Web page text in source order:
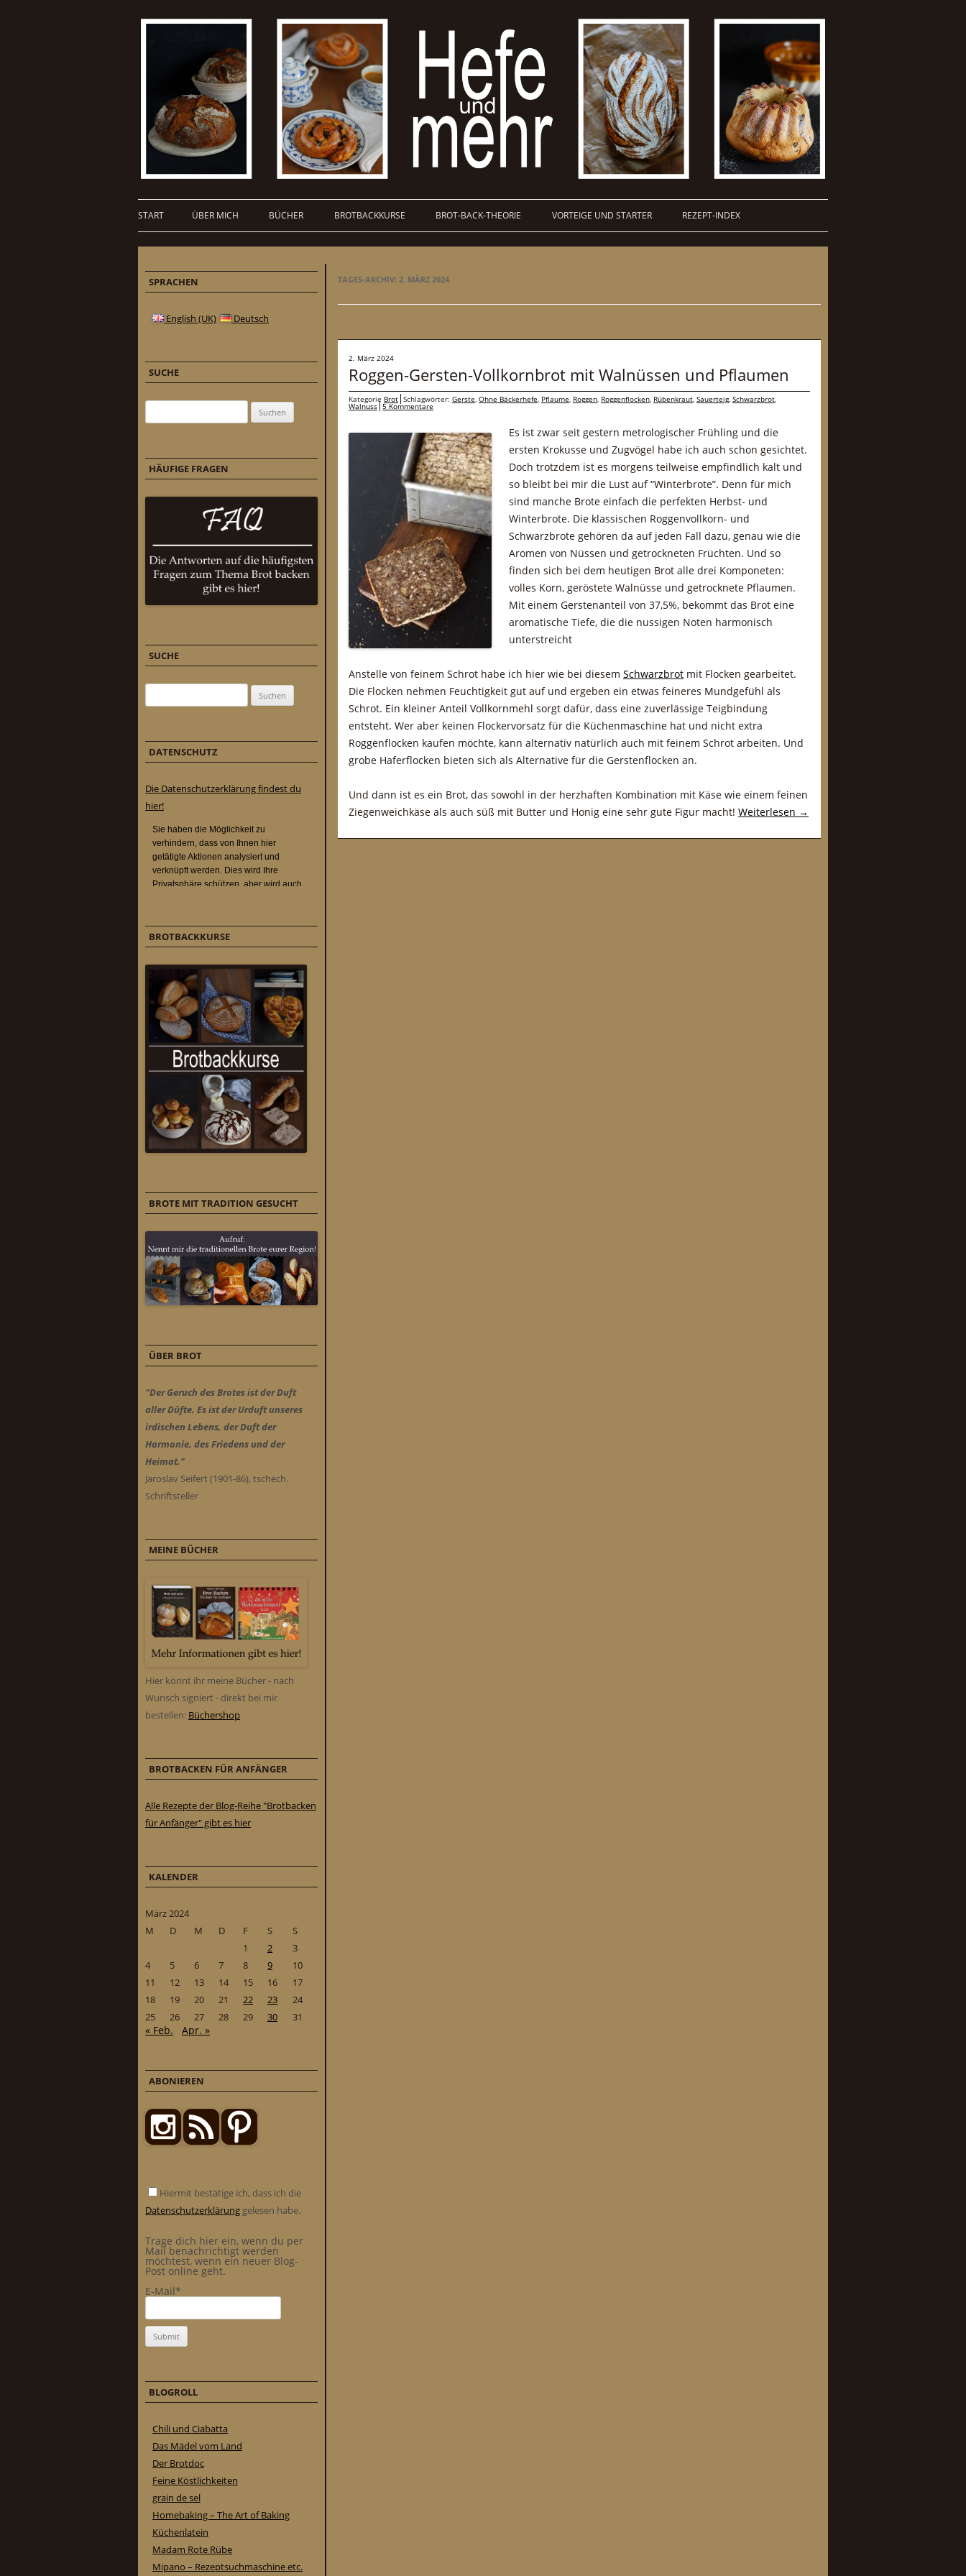
START ÜBER MICH BÜCHER BROTBACKKURSE BROT-BACK-THEORIE VORTEIGE UND STARTER REZEPT-INDEX
TAGES-ARCHIV: 2. MÄRZ 2024
2. März 2024
Roggen-Gersten-Vollkornbrot mit Walnüssen und Pflaumen
Kategorie Brot Schlagwörter: Gerste, Ohne Bäckerhefe, Pflaume, Roggen, Roggenflocken, Rübenkraut, Sauerteig, Schwarzbrot,
Walnuss 5 Kommentare
Es ist zwar seit gestern metrologischer Frühling und die
ersten Krokusse und Zugvögel habe ich auch schon gesichtet.
Doch trotzdem ist es morgens teilweise empfindlich kalt und
so bleibt bei mir die Lust auf “Winterbrote”. Denn für mich
sind manche Brote einfach die perfekten Herbst- und
Winterbrote. Die klassischen Roggenvollkorn- und
Schwarzbrote gehören da auf jeden Fall dazu, genau wie die
Aromen von Nüssen und getrockneten Früchten. Und so
finden sich bei dem heutigen Brot alle drei Komponeten:
volles Korn, geröstete Walnüsse und getrocknete Pflaumen.
Mit einem Gerstenanteil von 37,5%, bekommt das Brot eine
aromatische Tiefe, die die nussigen Noten harmonisch
unterstreicht
Anstelle von feinem Schrot habe ich hier wie bei diesem Schwarzbrot mit Flocken gearbeitet.
Die Flocken nehmen Feuchtigkeit gut auf und ergeben ein etwas feineres Mundgefühl als
Schrot. Ein kleiner Anteil Vollkornmehl sorgt dafür, dass eine zuverlässige Teigbindung
entsteht. Wer aber keinen Flockervorsatz für die Küchenmaschine hat und nicht extra
Roggenflocken kaufen möchte, kann alternativ natürlich auch mit feinem Schrot arbeiten. Und
grobe Haferflocken bieten sich als Alternative für die Gerstenflocken an.
Und dann ist es ein Brot, das sowohl in der herzhaften Kombination mit Käse wie einem feinen
Ziegenweichkäse als auch süß mit Butter und Honig eine sehr gute Figur macht! Weiterlesen →
SPRACHEN
English (UK) Deutsch
SUCHE
HÄUFIGE FRAGEN
SUCHE
DATENSCHUTZ
Die Datenschutzerklärung findest du
hier!
BROTBACKKURSE
BROTE MIT TRADITION GESUCHT
ÜBER BROT
"Der Geruch des Brotes ist der Duft
aller Düfte. Es ist der Urduft unseres
irdischen Lebens, der Duft der
Harmonie, des Friedens und der
Heimat."
Jaroslav Seifert (1901-86), tschech.
Schriftsteller
MEINE BÜCHER
Hier könnt ihr meine Bücher - nach
Wunsch signiert - direkt bei mir
bestellen: Büchershop
BROTBACKEN FÜR ANFÄNGER
Alle Rezepte der Blog-Reihe "Brotbacken
für Anfänger" gibt es hier
KALENDER
März 2024
M
D M D F S
S
1
2
3
4
5 6 7 8 9
10
11
12 13 14 15 16
17
18
19 20 21 22 23
24
25
26 27 28 29 30 31
« Feb. Apr. »
ABONIEREN
Hiermit bestätige ich, dass ich die
Datenschutzerklärung gelesen habe.
Trage dich hier ein, wenn du per
Mail benachrichtigt werden
möchtest, wenn ein neuer Blog-
Post online geht.
E-Mail*
BLOGROLL
Chili und Ciabatta
Das Mädel vom Land
Der Brotdoc
Feine Köstlichkeiten
grain de sel
Homebaking – The Art of Baking
Küchenlatein
Madam Rote Rübe
Mipano – Rezeptsuchmaschine etc.